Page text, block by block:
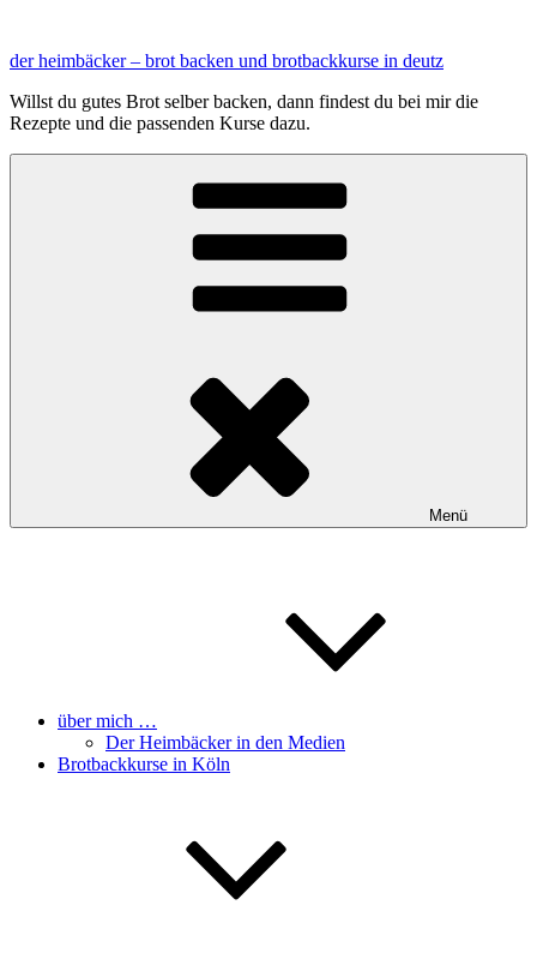
springen
der heimbäcker – brot backen und brotbackkurse in deutz
Willst du gutes Brot selber backen, dann findest du bei mir die
Rezepte und die passenden Kurse dazu.
Menü
über mich …
Der Heimbäcker in den Medien
Brotbackkurse in Köln